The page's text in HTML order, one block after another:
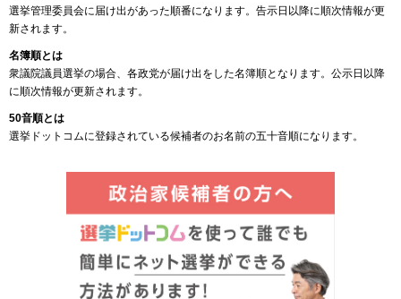
選挙管理委員会に届け出があった順番になります。告示日以降に順次情報が更
新されます。
名簿順とは
衆議院議員選挙の場合、各政党が届け出をした名簿順となります。公示日以降
に順次情報が更新されます。
50音順とは
選挙ドットコムに登録されている候補者のお名前の五十音順になります。